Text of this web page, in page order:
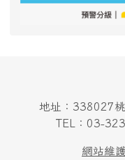
地址：338027
TEL：03-
網站維